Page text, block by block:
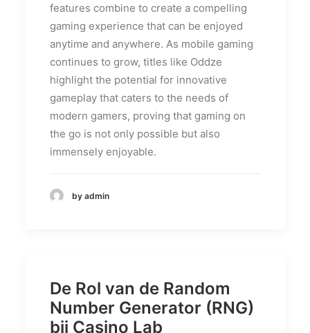
features combine to create a compelling
gaming experience that can be enjoyed
anytime and anywhere. As mobile gaming
continues to grow, titles like Oddze
highlight the potential for innovative
gameplay that caters to the needs of
modern gamers, proving that gaming on
the go is not only possible but also
immensely enjoyable.
by admin
De Rol van de Random
Number Generator (RNG)
bij Casino Lab